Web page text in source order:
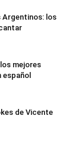
Argentinos: los
mejores
de Vicente